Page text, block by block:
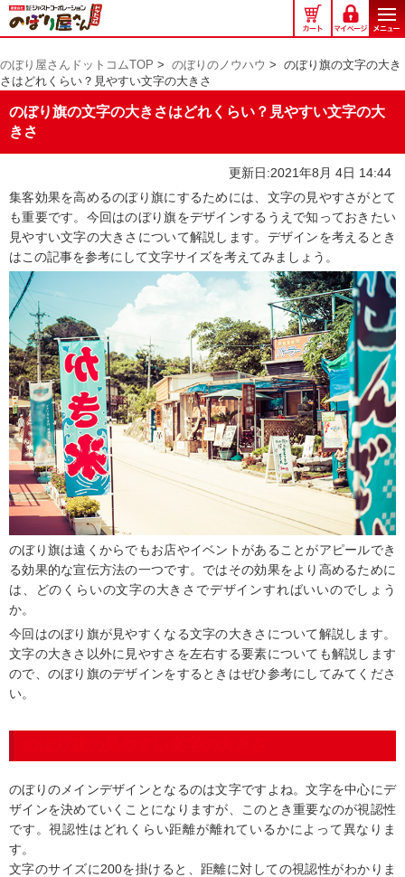
の
ぼ
屋
さ
ん
ド
コ
ム
のぼり屋さんドットコムTOP > のぼりのノウハウ > のぼり旗の文字の大き
さはどれくらい？見やすい文字の大きさ
のぼり旗の文字の大きさはどれくらい？見やすい文字の大
きさ
更新日:2021年8月 4日 14:44
集客効果を高めるのぼり旗にするためには、文字の見やすさがとて
も重要です。今回はのぼり旗をデザインするうえで知っておきたい
見やすい文字の大きさについて解説します。デザインを考えるとき
はこの記事を参考にして文字サイズを考えてみましょう。
のぼり旗は遠くからでもお店やイベントがあることがアピールでき
る効果的な宣伝方法の一つです。ではその効果をより高めるために
は、どのくらいの文字の大きさでデザインすればいいのでしょう
か。
今回はのぼり旗が見やすくなる文字の大きさについて解説します。
文字の大きさ以外に見やすさを左右する要素についても解説します
ので、のぼり旗のデザインをするときはぜひ参考にしてみてくださ
い。
のぼりのメインデザインとなるのは文字ですよね。文字を中心にデ
ザインを決めていくことになりますが、このとき重要なのが視認性
です。視認性はどれくらい距離が離れているかによって異なりま
す。
文字のサイズに200を掛けると、距離に対しての視認性がわかりま